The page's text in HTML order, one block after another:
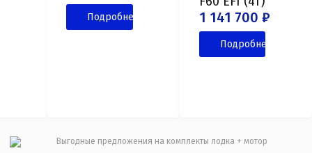
Подробнее 1 141 700 ₽
Подробнее